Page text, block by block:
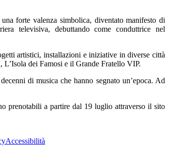
forte valenza simbolica, diventato manifesto di
televisiva, debuttando come conduttrice nel
artistici, installazioni e iniziative in diverse città
dei Famosi e il Grande Fratello VIP.
di musica che hanno segnato un’epoca. Ad
prenotabili a partire dal 19 luglio attraverso il sito
Accessibilità